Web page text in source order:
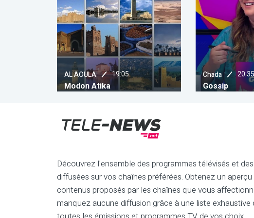
Chada 20:35
Gossip
Découvrez l'ensemble des programmes télévisés et
diffusées sur vos chaînes préférées. Obtenez un
contenus proposés par les chaînes que vous
manquez aucune diffusion grâce à une liste exhaustive